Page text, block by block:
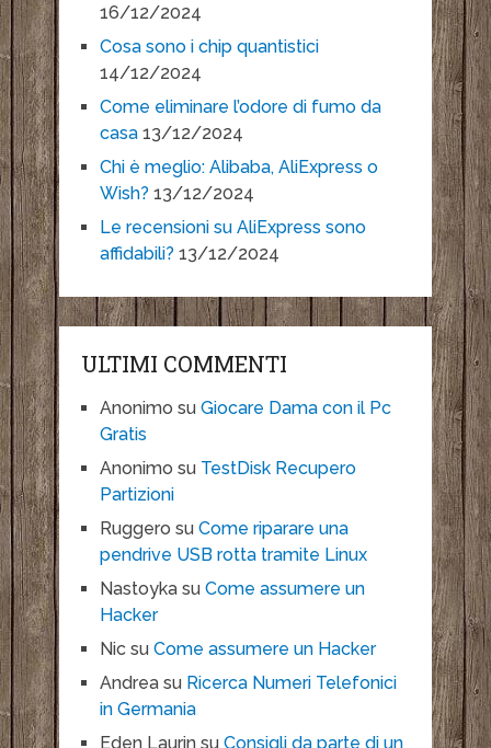
16/12/2024
Cosa sono i chip quantistici
14/12/2024
Come eliminare l’odore di fumo da
casa 13/12/2024
Chi è meglio: Alibaba, AliExpress o
Wish? 13/12/2024
Le recensioni su AliExpress sono
affidabili? 13/12/2024
ULTIMI COMMENTI
Anonimo su Giocare Dama con il Pc
Gratis
Anonimo su TestDisk Recupero
Partizioni
Ruggero su Come riparare una
pendrive USB rotta tramite Linux
Nastoykasu Come assumere un
Hacker
Nicsu Come assumere un Hacker
Andreasu Ricerca Numeri Telefonici
in Germania
Eden Laurinsu Consigli da parte di un